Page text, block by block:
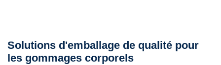
Solutions d'emballage de qualité pour
les gommages corporels